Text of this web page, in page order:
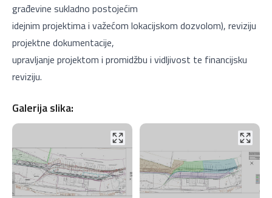
građevine sukladno postojećim
idejnim projektima i važećom lokacijskom dozvolom), reviziju
projektne dokumentacije,
upravljanje projektom i promidžbu i vidljivost te financijsku
reviziju.
Galerija slika: